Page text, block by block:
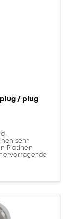
plug / plug
sehr
Platinen